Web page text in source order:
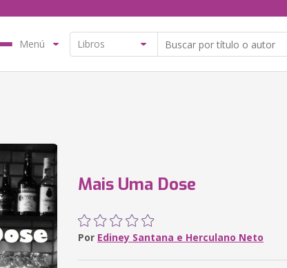
Menú
Mais Uma Dose
Por Ediney Santana e Herculano Neto